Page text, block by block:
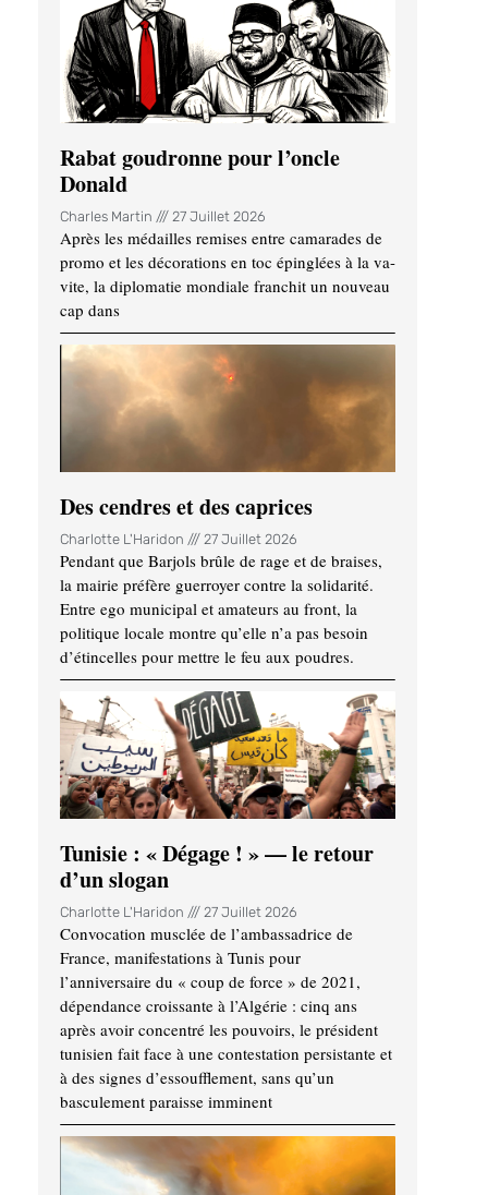
Rabat goudronne pour l’oncle
Donald
Charles Martin 27 Juillet 2026
Après les médailles remises entre camarades de
promo et les décorations en toc épinglées à la va-
vite, la diplomatie mondiale franchit un nouveau
cap dans
Des cendres et des caprices
Charlotte L'Haridon 27 Juillet 2026
Pendant que Barjols brûle de rage et de braises,
la mairie préfère guerroyer contre la solidarité.
Entre ego municipal et amateurs au front, la
politique locale montre qu’elle n’a pas besoin
d’étincelles pour mettre le feu aux poudres.
Tunisie : « Dégage ! » — le retour
d’un slogan
Charlotte L'Haridon 27 Juillet 2026
Convocation musclée de l’ambassadrice de
France, manifestations à Tunis pour
l’anniversaire du « coup de force » de 2021,
dépendance croissante à l’Algérie : cinq ans
après avoir concentré les pouvoirs, le président
tunisien fait face à une contestation persistante et
à des signes d’essoufflement, sans qu’un
basculement paraisse imminent